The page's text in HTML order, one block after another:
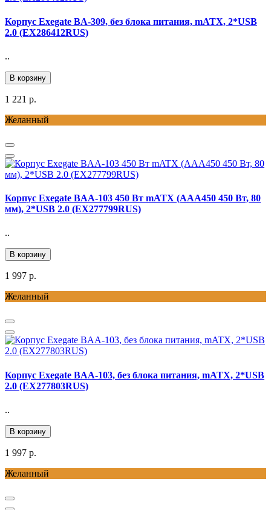
Корпус Exegate BA-309, без блока питания, mATX, 2*USB
2.0 (EX286412RUS)
..
В корзину
1 221 р.
Желанный
Корпус Exegate BAA-103 450 Вт mATX (AAA450 450 Вт, 80
мм), 2*USB 2.0 (EX277799RUS)
..
В корзину
1 997 р.
Желанный
Корпус Exegate BAA-103, без блока питания, mATX, 2*USB
2.0 (EX277803RUS)
..
В корзину
1 997 р.
Желанный